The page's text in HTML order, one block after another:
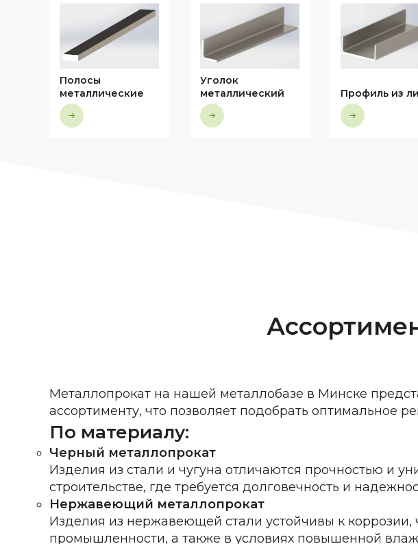
Полосы
металлические
Уголок
металлический
Профиль из
Металлопрокат на нашей металлобазе в Минске
ассортименту, что позволяет подобрать оптимальное
По материалу:
Черный металлопрокат
Изделия из стали и чугуна отличаются прочностью и
строительстве, где требуется долговечность и
Нержавеющий металлопрокат
Изделия из нержавеющей стали устойчивы к
промышленности, а также в условиях повышенной